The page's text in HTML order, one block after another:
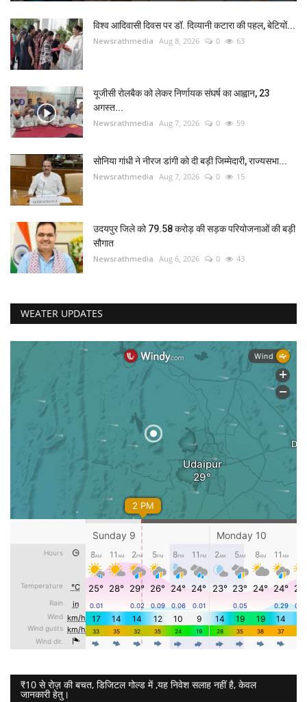
विश्व आदिवासी दिवस पर डॉ. दिव्यानी कटारा की पहल, बेटियों...
Newsrathmedia Aug 8, 2026 0 63
यूजीसी रोलबैक को लेकर निर्णायक संघर्ष का आह्वान, 23
अगस्त...
Newsrathmedia Aug 7, 2026 0 59
सोनिया गांधी ने नीरज डांगी को दी बड़ी जिम्मेदारी, राज्यसभा...
Newsrathmedia Aug 7, 2026 0 15
उदयपुर जिले को 79.58 करोड़ की सड़क परियोजनाओं की बड़ी
सौगात
Newsrathmedia Aug 6, 2026 0 43
WEATER UPDATES
₹10 से रोज़ की बचत, डिजिटल गोल्ड में ,यह निवेश सलाह नहीं है, केवल
जानकारी हेतु।